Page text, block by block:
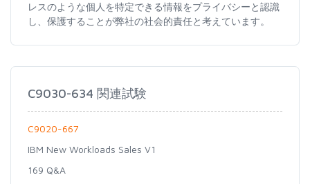
レスのような個人を特定できる情報をプライバシーと認識
し、保護することが弊社の社会的責任と考えています。
C9030-634 関連試験
C9020-667
IBM New Workloads Sales V1
169 Q&A